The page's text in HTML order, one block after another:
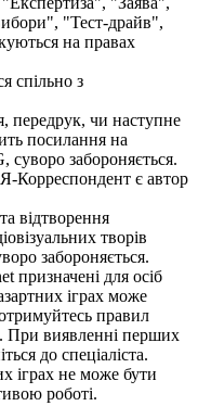
"Тест-драйв",
на правах
спільно з
передрук, чи наступне
посилання на
суворо забороняється.
Корреспондент є автор
відтворення
творів
забороняється.
призначені для осіб
іграх може
правил
При виявленні перших
до спеціаліста.
іграх не може бути
роботі.